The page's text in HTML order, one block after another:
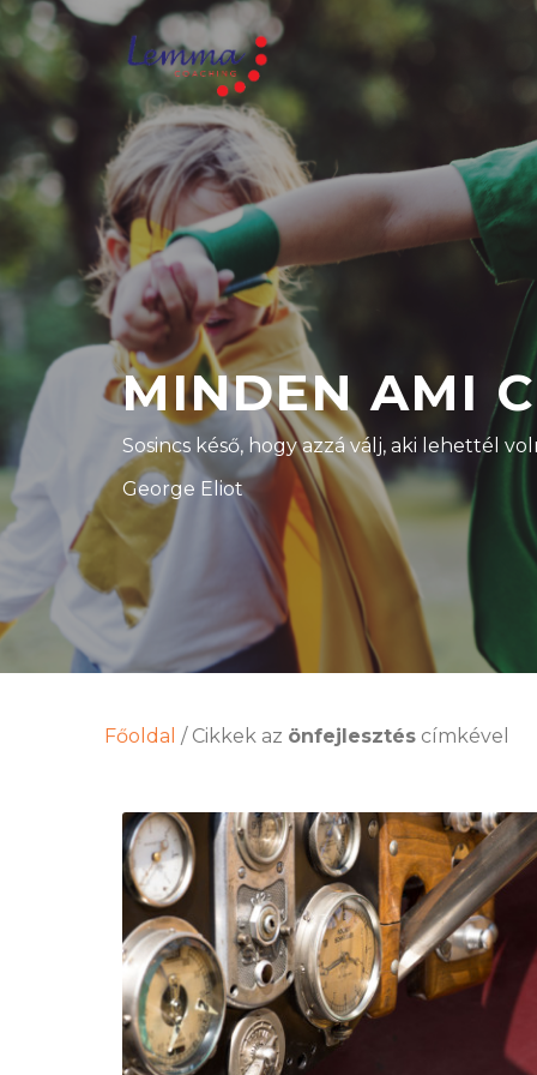
MINDEN AMI
Sosincs késő, hogy azzá válj, aki lehettél
George Eliot
Főoldal / Cikkek az önfejlesztés címkével